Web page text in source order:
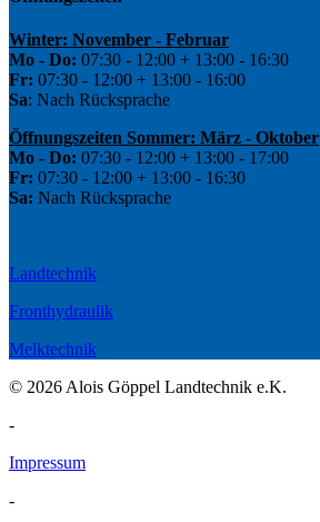
Winter: November - Februar
Mo - Do: 07:30 - 12:00 + 13:00 - 16:30
Fr: 07:30 - 12:00 + 13:00 - 16:00
Sa: Nach Rücksprache
Öffnungszeiten Sommer: März - Oktober
Mo - Do: 07:30 - 12:00 + 13:00 - 17:00
Fr: 07:30 - 12:00 + 13:00 - 16:30
Sa: Nach Rücksprache
Landtechnik
Fronthydraulik
Melktechnik
© 2026 Alois Göppel Landtechnik e.K.
-
Impressum
-